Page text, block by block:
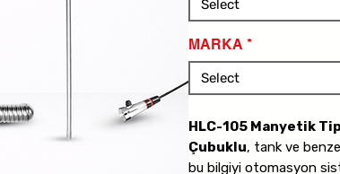
Select
MARKA *
Select
HLC-105 Manyetik
Çubuklu, tank ve
bu bilgiyi otomasyon